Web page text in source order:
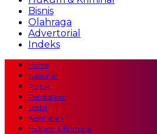
Bisnis
Olahraga
Advertorial
Indeks
Home
Nasional
Politik
Pendidikan
Sosial
Kesehatan
Hukum & Kriminal